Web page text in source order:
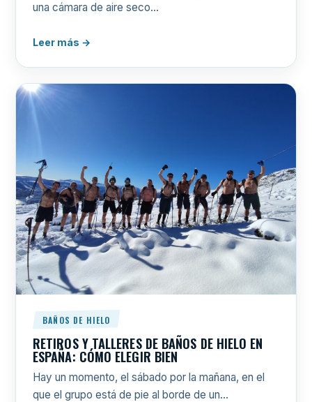
una cámara de aire seco…
Leer más →
BAÑOS DE HIELO
RETIROS Y TALLERES DE BAÑOS DE HIELO EN
ESPAÑA: CÓMO ELEGIR BIEN
Hay un momento, el sábado por la mañana, en el
que el grupo está de pie al borde de un…